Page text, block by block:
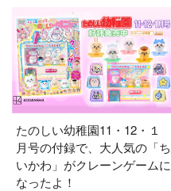
たのしい幼稚園11・12・１
月号の付録で、大人気の「ち
いかわ」がクレーンゲームに
なったよ！